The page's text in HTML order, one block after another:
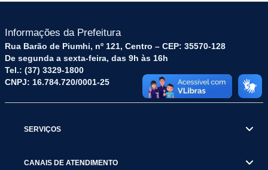
Informações da Prefeitura
Rua Barão de Piumhi, nº 121, Centro – CEP: 35570-128
De segunda a sexta-feira, das 9h às 16h
Tel.: (37) 3329-1800
CNPJ: 16.784.720/0001-25
SERVIÇOS
CANAIS DE ATENDIMENTO